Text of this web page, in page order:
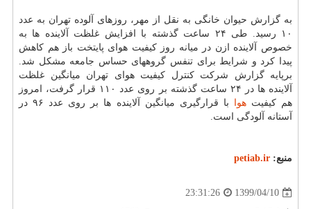
به گزارش حیوان خانگی به نقل از مهر، روزهای آلوده تهران به عدد
۱۰ رسید. طی ۲۴ ساعت گذشته با افزایش غلظت آلاینده ها به
خصوص آلاینده ازن در میانه روز کیفیت هوای پایتخت باز هم کاهش
پیدا کرد و شرایط برای تنفس گروههای حساس جامعه مشکل شد.
برپایه گزارش شرکت کنترل کیفیت هوای تهران میانگین غلظت
آلاینده ها در ۲۴ ساعت گذشته بر روی عدد ۱۱۰ قرار گرفت، امروز
هم کیفیتهوا
با قرارگیری میانگین آلاینده ها بر روی عدد ۹۶ در
آستانه آلودگی است.
منبع: petiab.ir
1399/04/10
23:31:26